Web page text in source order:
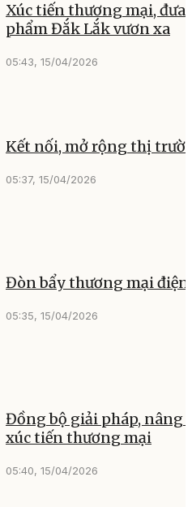
Xúc tiến thương mại, đưa
phẩm Đắk Lắk vươn xa
05:43, 15/04/2026
Kết nối, mở rộng thị
05:37, 15/04/2026
Đòn bẩy thương mại
05:35, 15/04/2026
Đồng bộ giải pháp, nâng
xúc tiến thương mại
05:40, 15/04/2026